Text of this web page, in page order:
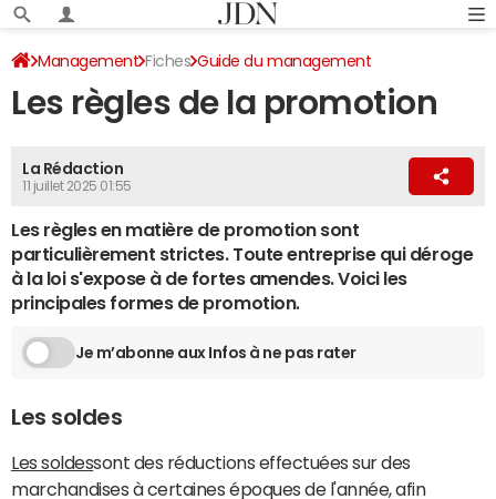
Management Fiches Guide du management
Vie professionnelle
Les règles de la promotion
La Rédaction
11 juillet 2025 01:55
Les règles en matière de promotion sont
particulièrement strictes. Toute entreprise qui déroge
à la loi s'expose à de fortes amendes. Voici les
principales formes de promotion.
Je m’abonne aux Infos à ne pas rater
Les soldes
Les soldessont des réductions effectuées sur des
marchandises à certaines époques de l'année, afin